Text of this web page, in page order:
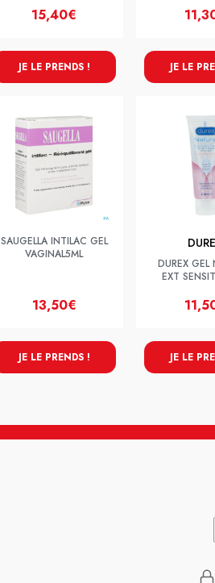
15,40€
JE LE PRENDS ! JE LE
SAUGELLA INTILAC GEL
VAGINAL5ML
13,50€
JE LE PRENDS !
DUREX GEL
EXT
JE LE